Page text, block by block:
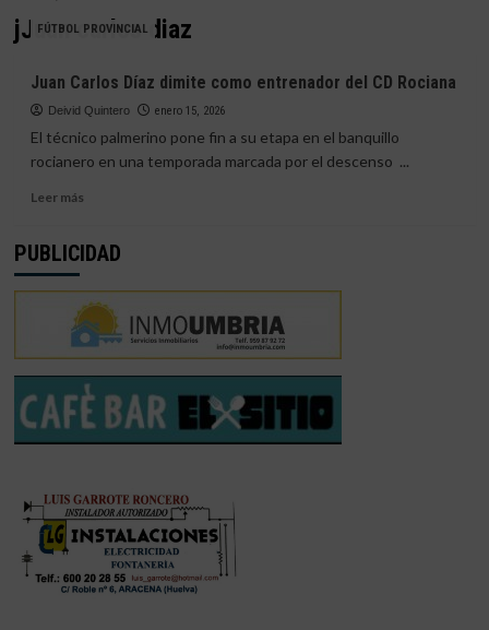
jJuan carlos diaz
FÚTBOL PROVINCIAL
Juan Carlos Díaz dimite como entrenador del CD Rociana
Deivid Quintero enero 15, 2026
El técnico palmerino pone fin a su etapa en el banquillo
rocianero en una temporada marcada por el descenso ...
Leer másLeer
Juan
Díaz
dimite
como
entrenador
del
CD
Rociana
PUBLICIDAD